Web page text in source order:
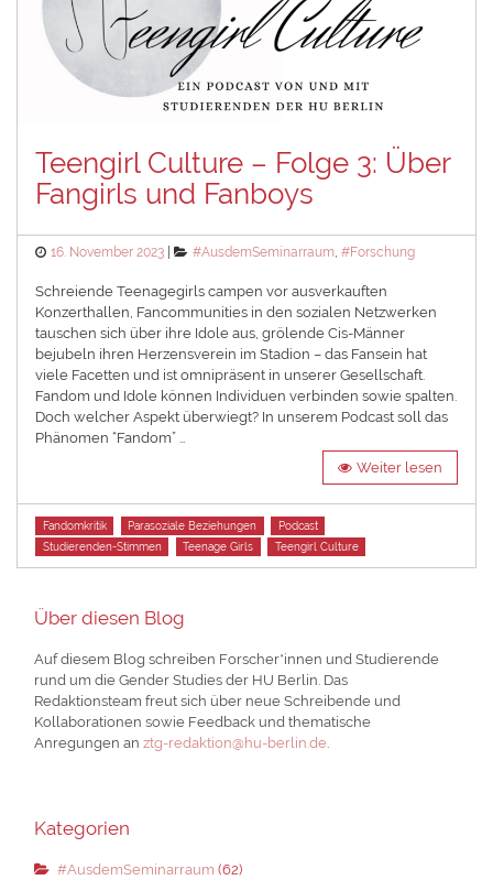
Teengirl Culture – Folge 3: Über
Fangirls und Fanboys
Posted
16. November 2023 Categories
#AusdemSeminarraum,#Forschung
Schreiende Teenagegirls campen vor ausverkauften
Konzerthallen, Fancommunities in den sozialen Netzwerken
tauschen sich über ihre Idole aus, grölende Cis-Männer
bejubeln ihren Herzensverein im Stadion – das Fansein hat
viele Facetten und ist omnipräsent in unserer Gesellschaft.
Fandom und Idole können Individuen verbinden sowie spalten.
Doch welcher Aspekt überwiegt? In unserem Podcast soll das
Phänomen “Fandom” …
Weiter lesen
Tags
Fandomkritik Parasoziale Beziehungen
Podcast
Studierenden-Stimmen
Teenage Girls Teengirl Culture
Über diesen Blog
Auf diesem Blog schreiben Forscher*innen und Studierende
rund um die Gender Studies der HU Berlin. Das
Redaktionsteam freut sich über neue Schreibende und
Kollaborationen sowie Feedback und thematische
Anregungen anztg-redaktion@hu-berlin.de.
Kategorien
#AusdemSeminarraum (62)